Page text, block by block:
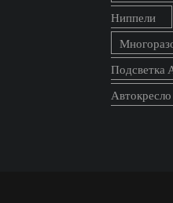
Ниппели
Подсветка
Автокресло